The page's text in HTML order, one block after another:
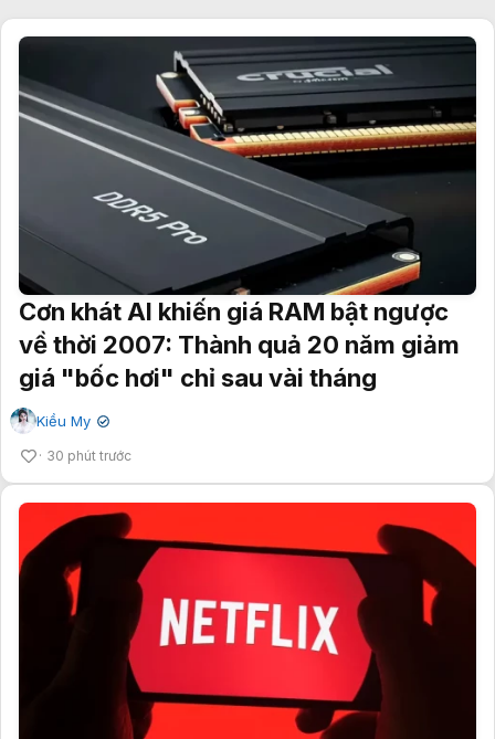
Cơn khát AI khiến giá RAM bật ngược
về thời 2007: Thành quả 20 năm giảm
giá "bốc hơi" chỉ sau vài tháng
Kiều My ✔
30 phút trước